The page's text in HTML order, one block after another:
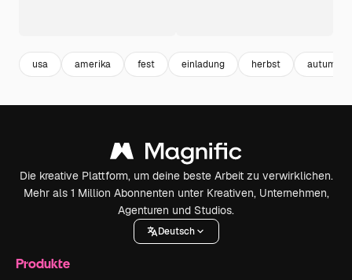
usa amerika fest einladung herbst autumn
Die kreative Plattform, um deine beste Arbeit zu verwirklichen.
Mehr als 1 Million Abonnenten unter Kreativen, Unternehmen,
Agenturen und Studios.
Deutsch
Produkte